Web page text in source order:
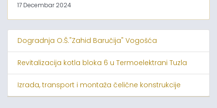
17 Decembar 2024
Dogradnja O.Š."Zahid Baručija" Vogošća
Revitalizacija kotla bloka 6 u Termoelektrani Tuzla
Izrada, transport i montaža čelične konstrukcije